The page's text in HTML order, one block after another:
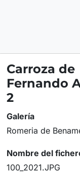
Carroza de
Fernando
2
Galería
Romeria de
Nombre del
100_2021.JPG